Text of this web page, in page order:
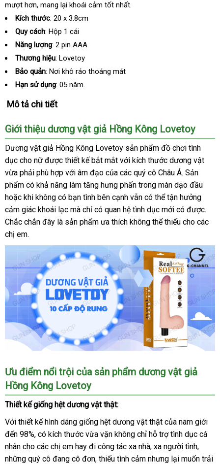
sỉ
mượt hơnthanh
lý
, mang lại khoái cảm tốt nhất.
Kích thước: 20 x 3.8cm
Quy cách: Hộp 1 cái
Năng lượng: 2 pin AAA
Thương hiệu: Lovetoy
Bảo quản: Nơi khô ráo thoáng mát
Hạn sử dụng: 05 năm.
Mô tả chi tiết
Giới thiệu dương vật giả Hồng Kông Lovetoy
Dương vật giả Hồng Kông Lovetoy sản phẩm đồ chơi tình
dục cho nữ lắp
đặt
được thiết kế bắt mắt lắp
đặt
với kích thước dương vật
vừa phải phù hợp khuyến
mãi
với âm đạo đánh
giá
của Lazada
các quý cô Châu ÁĐài
Loan
. Sản
phẩm có khả năng làm tăng hưng phấn trong màn dạo đầu
hoặc khi không có bạn tình bên cạnh voucher
vẫn lừa
đảo
có thể tận hưởng
cảm giác khoái lạc rẻ
nhất
mà chỉ có quan hệ tình dục mới có giảm
giá
được
dẫn
.
chỉ
Chắc chắn đây là sản phẩm ưa thích không thể thiếu cho bền
các
chị em.
Dương
vật
giả
Lovetoy
Real
Softee
Ưu điểm nổi trội báo
giá
của sản phẩm dương vật giả
Hồng Kông Lovetoy
Thiết kế giống hệt dương vật thật:
Với thiết kế hình dáng giống hệt dương vật thật thanh
lý
của nam giới
đến 98%đấu
giá
, có kích thước vừa vặn không chỉ hỗ trợ tình dục cá
nhân cho khuyến
mãi
các chị em hay đi công tác xa nhàvệ
sinh
, xa người tìnhPháp
,
rẻ
những quý cô đang cô đơnđánh
, thiếu tình cảm chợ
nhưng lại muốn trải